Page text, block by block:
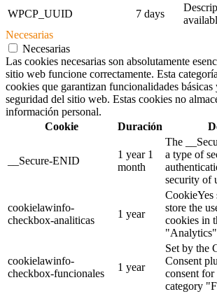
WPCP_UUID
7 days
Necesarias
Necesarias
Las cookies necesarias son absolutamente
sitio web funcione correctamente. Esta
cookies que garantizan funcionalidades básicas
seguridad del sitio web. Estas cookies no
información personal.
Cookie
Duración
__Secure-ENID
1 year 1
month
The
a type of
security of
cookielawinfo-
checkbox-analiticas
1 year
CookieYes
store the
cookies in
cookielawinfo-
checkbox-funcionales
1 year
Set by the
Consent
consent
category